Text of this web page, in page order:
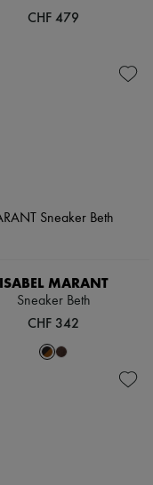
CHF 479
ISABEL MARANT
Sneaker Beth
CHF 342